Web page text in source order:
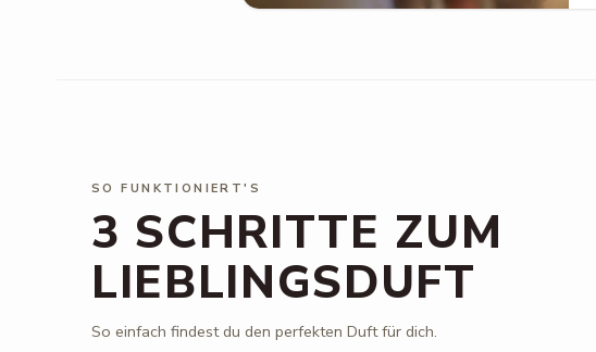
SO FUNKTIONIERT'S
3 SCHRITTE ZUM
LIEBLINGSDUFT
So einfach findest du den perfekten Duft für dich.